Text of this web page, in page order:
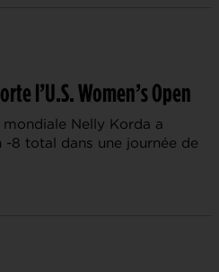
l’U.S. Women’s Open
Nelly Korda a
-8 total dans une journée de